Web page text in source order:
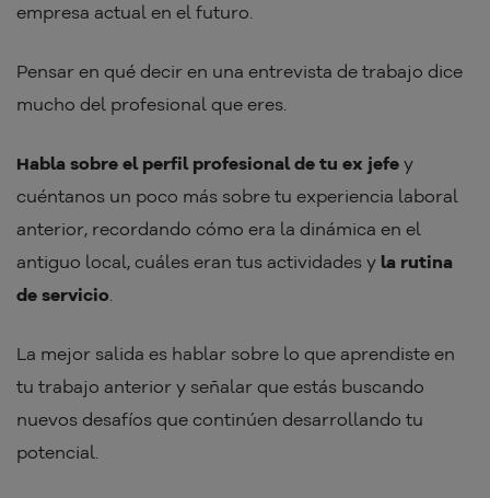
empresa actual en el futuro.
Pensar en qué decir en una entrevista de trabajo dice
mucho del profesional que eres.
Habla sobre el perfil profesional de tu ex jefe y
cuéntanos un poco más sobre tu experiencia laboral
anterior, recordando cómo era la dinámica en el
antiguo local, cuáles eran tus actividades y la rutina
de servicio.
La mejor salida es hablar sobre lo que aprendiste en
tu trabajo anterior y señalar que estás buscando
nuevos desafíos que continúen desarrollando tu
potencial.